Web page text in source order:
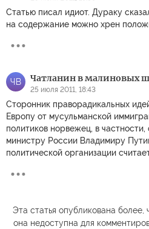
Статью писал идиот. Дураку
на содержание можно хрен
ЧВ Чатланин в малиновых
25 июля 2011, 18:43
Сторонник праворадикальных
Европу от мусульманской
политиков норвежец, в
министру России Владимиру
политической организации
Эта статья опубликована более,
она недоступна для